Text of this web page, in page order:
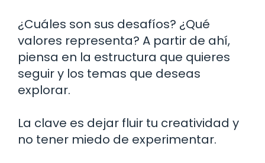
¿Cuáles son sus desafíos? ¿Qué
valores representa? A partir de ahí,
piensa en la estructura que quieres
seguir y los temas que deseas
explorar.
La clave es dejar fluir tu creatividad y
no tener miedo de experimentar.